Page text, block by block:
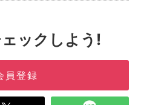
ックしよう!
員登録